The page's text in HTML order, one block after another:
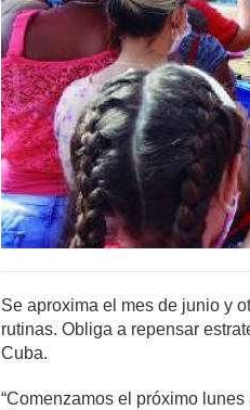
Se aproxima el mes de junio y
rutinas. Obliga a repensar
Cuba.
“Comenzamos el próximo